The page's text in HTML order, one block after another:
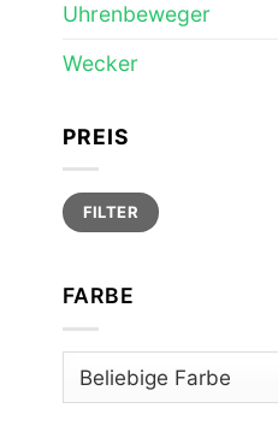
Uhrenbeweger
Wecker
PREIS
Min.
Preis
Max.
PreisFILTER
FARBE